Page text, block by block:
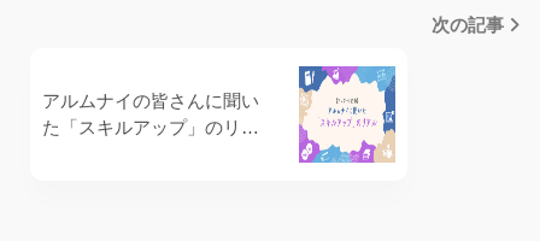
次の記事
アルムナイの皆さんに聞い
た「スキルアップ」のリア